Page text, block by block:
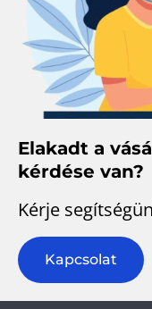
Elakadt a
kérdése van?
Kérje
Kapcsolat